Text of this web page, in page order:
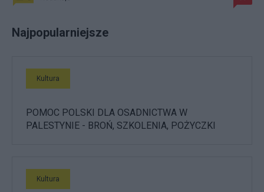
Najpopularniejsze
Kultura
POMOC POLSKI DLA OSADNICTWA W
PALESTYNIE - BROŃ, SZKOLENIA, POŻYCZKI
Kultura